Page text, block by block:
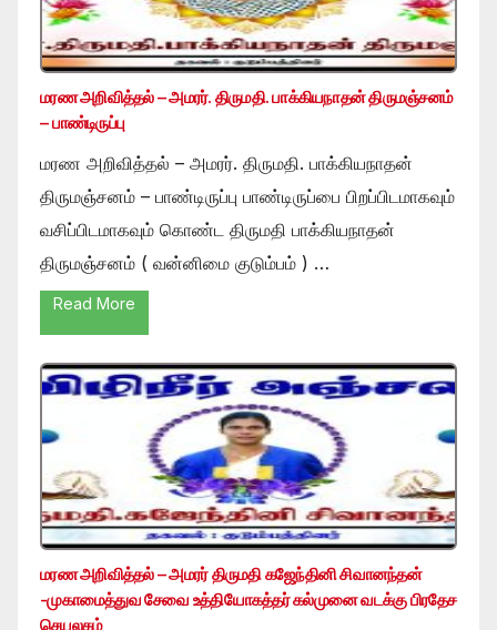
மரண அறிவித்தல் – அமரர். திருமதி. பாக்கியநாதன் திருமஞ்சனம்
– பாண்டிருப்பு
மரண அறிவித்தல் – அமரர். திருமதி. பாக்கியநாதன்
திருமஞ்சனம் – பாண்டிருப்பு பாண்டிருப்பை பிறப்பிடமாகவும்
வசிப்பிடமாகவும் கொண்ட திருமதி பாக்கியநாதன்
திருமஞ்சனம் ( வன்னிமை குடும்பம் ) …
Read More
மரண அறிவித்தல் – அமரர் திருமதி கஜேந்தினி சிவானந்தன்
-முகாமைத்துவ சேவை உத்தியோகத்தர் கல்முனை வடக்கு பிரதேச
செயலகம்